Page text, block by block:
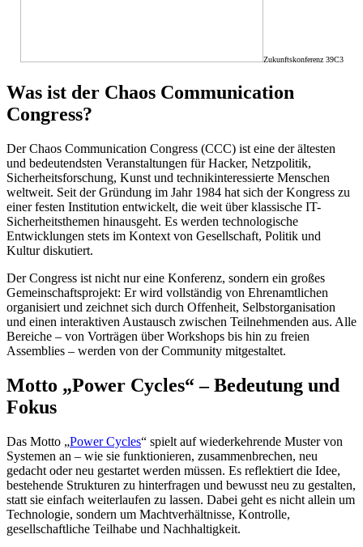
Zukunftskonferenz 39C3
Was ist der Chaos Communication
Congress?
Der Chaos Communication Congress (CCC) ist eine der ältesten
und bedeutendsten Veranstaltungen für Hacker, Netzpolitik,
Sicherheitsforschung, Kunst und technikinteressierte Menschen
weltweit. Seit der Gründung im Jahr 1984 hat sich der Kongress zu
einer festen Institution entwickelt, die weit über klassische IT-
Sicherheitsthemen hinausgeht. Es werden technologische
Entwicklungen stets im Kontext von Gesellschaft, Politik und
Kultur diskutiert.
Der Congress ist nicht nur eine Konferenz, sondern ein großes
Gemeinschaftsprojekt: Er wird vollständig von Ehrenamtlichen
organisiert und zeichnet sich durch Offenheit, Selbstorganisation
und einen interaktiven Austausch zwischen Teilnehmenden aus. Alle
Bereiche – von Vorträgen über Workshops bis hin zu freien
Assemblies – werden von der Community mitgestaltet.
Motto „Power Cycles“ – Bedeutung und
Fokus
Das Motto „Power Cycles“ spielt auf wiederkehrende Muster von
Systemen an – wie sie funktionieren, zusammenbrechen, neu
gedacht oder neu gestartet werden müssen. Es reflektiert die Idee,
bestehende Strukturen zu hinterfragen und bewusst neu zu gestalten,
statt sie einfach weiterlaufen zu lassen. Dabei geht es nicht allein um
Technologie, sondern um Machtverhältnisse, Kontrolle,
gesellschaftliche Teilhabe und Nachhaltigkeit.